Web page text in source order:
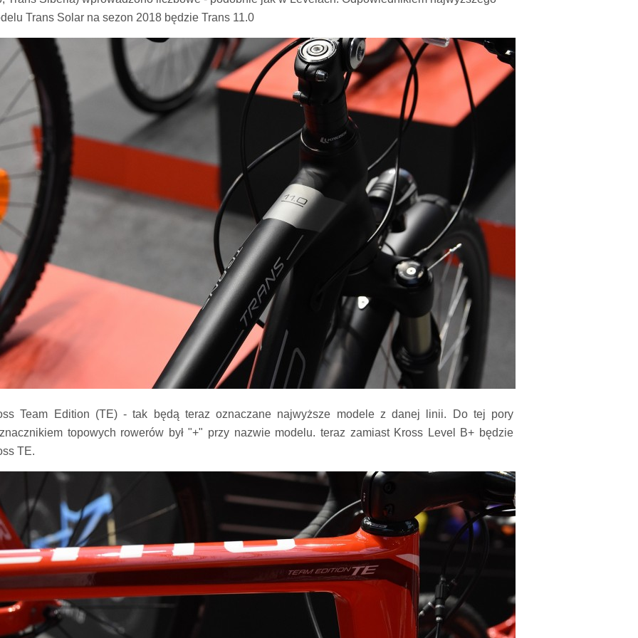
Trans Solar na sezon 2018 będzie Trans 11.0
Team Edition (TE) - tak będą teraz oznaczane najwyższe modele z danej linii. Do tej pory
topowych rowerów był "+" przy nazwie modelu. teraz zamiast Kross Level B+ będzie
TE.